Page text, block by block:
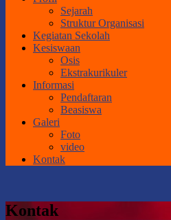
Sejarah
Struktur Organisasi
Kegiatan Sekolah
Kesiswaan
Osis
Ekstrakurikuler
Informasi
Pendaftaran
Beasiswa
Galeri
Foto
video
Kontak
Kontak